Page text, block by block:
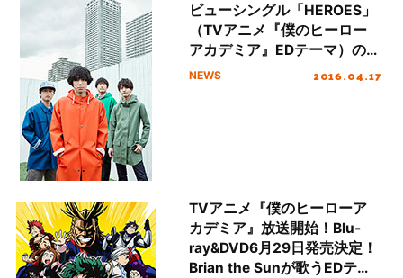
ビューシングル「HEROES」
（TVアニメ『僕のヒーロー
アカデミア』EDテーマ）の
MVをYouTubeで公開！
NEWS 2016.04.17
TVアニメ『僕のヒーローア
カデミア』放送開始！Blu-
ray&DVD6月29日発売決定！
Brian the Sunが歌うEDテー